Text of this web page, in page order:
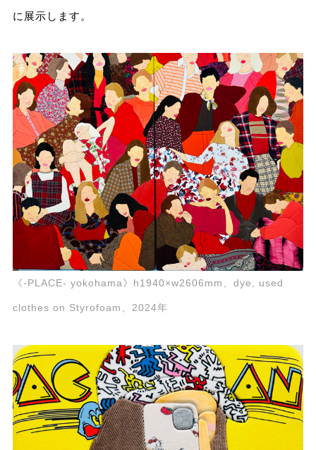
に展示します。
《-PLACE- yokohama》h1940×w2606mm、dye, used
clothes on Styrofoam、2024年